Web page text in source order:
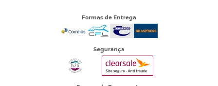
Formas de Entrega
Segurança